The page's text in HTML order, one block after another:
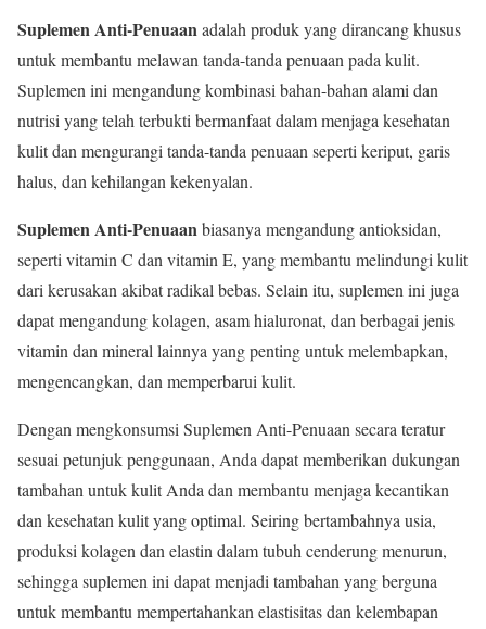
Suplemen Anti-Penuaanadalah produk yang dirancang khusus
untuk membantu melawan tanda-tanda penuaan pada kulit.
Suplemen ini mengandung kombinasi bahan-bahan alami dan
nutrisi yang telah terbukti bermanfaat dalam menjaga kesehatan
kulit dan mengurangi tanda-tanda penuaan seperti keriput, garis
halus, dan kehilangan kekenyalan.
Suplemen Anti-Penuaanbiasanya mengandung antioksidan,
seperti vitamin C dan vitamin E, yang membantu melindungi kulit
dari kerusakan akibat radikal bebas. Selain itu, suplemen ini juga
dapat mengandung kolagen, asam hialuronat, dan berbagai jenis
vitamin dan mineral lainnya yang penting untuk melembapkan,
mengencangkan, dan memperbarui kulit.
Dengan mengkonsumsi Suplemen Anti-Penuaan secara teratur
sesuai petunjuk penggunaan, Anda dapat memberikan dukungan
tambahan untuk kulit Anda dan membantu menjaga kecantikan
dan kesehatan kulit yang optimal. Seiring bertambahnya usia,
produksi kolagen dan elastin dalam tubuh cenderung menurun,
sehingga suplemen ini dapat menjadi tambahan yang berguna
untuk membantu mempertahankan elastisitas dan kelembapan